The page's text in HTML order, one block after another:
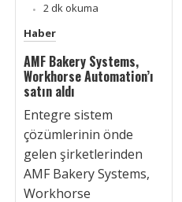
2 dk okuma
Haber
AMF Bakery Systems,
Workhorse Automation’ı
satın aldı
Entegre sistem
çözümlerinin önde
gelen şirketlerinden
AMF Bakery Systems,
Workhorse